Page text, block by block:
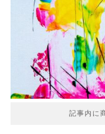
記事内に